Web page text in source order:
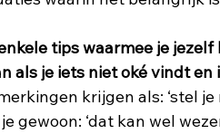
tips waarmee je
als je iets niet oké vindt
krijgen als: ‘stel je
gewoon: ‘dat kan wel